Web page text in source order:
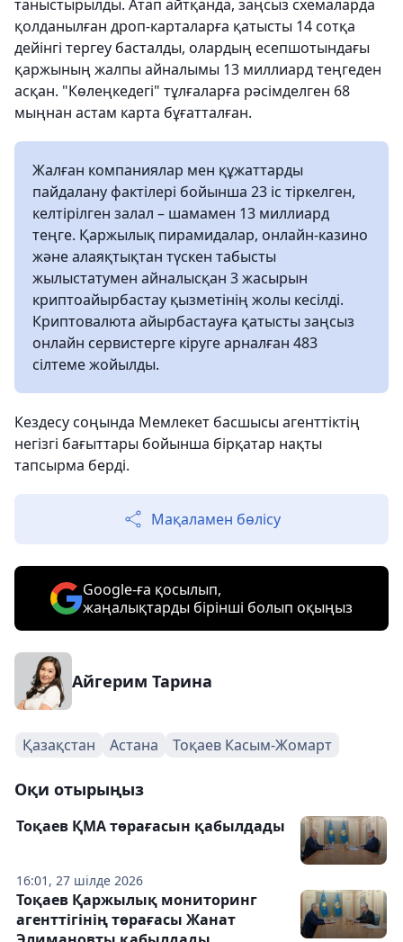
таныстырылды. Атап айтқанда, заңсыз схемаларда
қолданылған дроп-карталарға қатысты 14 сотқа
дейінгі тергеу басталды, олардың есепшотындағы
қаржының жалпы айналымы 13 миллиард теңгеден
асқан. "Көлеңкедегі" тұлғаларға рәсімделген 68
мыңнан астам карта бұғатталған.
Жалған компаниялар мен құжаттарды
пайдалану фактілері бойынша 23 іс тіркелген,
келтірілген залал – шамамен 13 миллиард
теңге. Қаржылық пирамидалар, онлайн-казино
және алаяқтықтан түскен табысты
жылыстатумен айналысқан 3 жасырын
криптоайырбастау қызметінің жолы кесілді.
Криптовалюта айырбастауға қатысты заңсыз
онлайн сервистерге кіруге арналған 483
сілтеме жойылды.
Кездесу соңында Мемлекет басшысы агенттіктің
негізгі бағыттары бойынша бірқатар нақты
тапсырма берді.
Мақаламен бөлісу
Google-ға қосылып,
жаңалықтарды бірінші болып оқыңыз
Айгерим Тарина
Қазақстан Астана Тоқаев Касым-Жомарт
Оқи отырыңыз
16:01, 27 шілде 2026
Тоқаев ҚМА төрағасын қабылдады
Тоқаев Қаржылық мониторинг
агенттігінің төрағасы Жанат